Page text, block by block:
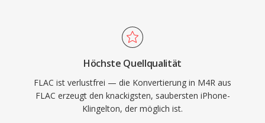
oder dem Download integriert sich der
Klingelton in die iOS-Einstellungen für Anrufe,
Wecker und kontaktspezifische
Benachrichtigungen. Zu den praktischen
Vorteilen gehören die muhelose Bereitstellung
auf jedem iPhone via iTunes-Sync oder
Höchste Quellqualität
FLAC ist verlustfrei — die Konvertierung in M4R aus
FLAC erzeugt den knackigsten, saubersten iPhone-
Klingelton, der möglich ist.